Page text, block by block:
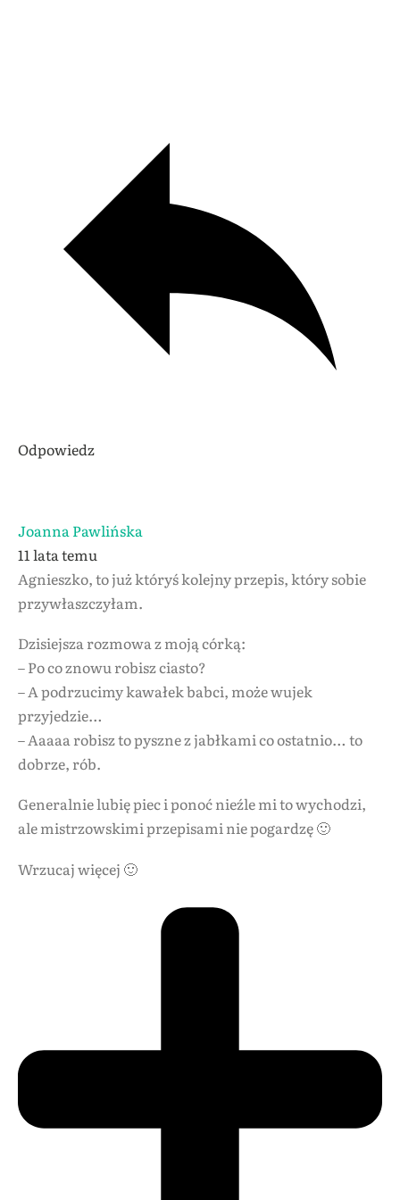
Odpowiedz
Joanna Pawlińska
11 lata temu
Agnieszko, to już któryś kolejny przepis, który sobie
przywłaszczyłam.
Dzisiejsza rozmowa z moją córką:
– Po co znowu robisz ciasto?
– A podrzucimy kawałek babci, może wujek
przyjedzie…
– Aaaaa robisz to pyszne z jabłkami co ostatnio… to
dobrze, rób.
Generalnie lubię piec i ponoć nieźle mi to wychodzi,
ale mistrzowskimi przepisami nie pogardzę 🙂
Wrzucaj więcej 🙂